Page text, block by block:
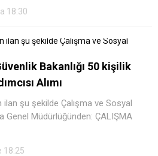
18:30
Bakanlığı 50 kişilik
Alımı
ilan şu şekilde Çalışma ve Sosyal
Genel Müdürlüğünden: ÇALIŞMA
18:25